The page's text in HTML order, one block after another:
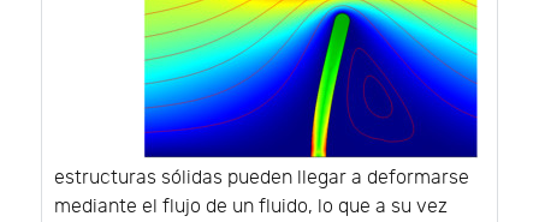
estructuras sólidas pueden llegar a deformarse
mediante el flujo de un fluido, lo que a su vez